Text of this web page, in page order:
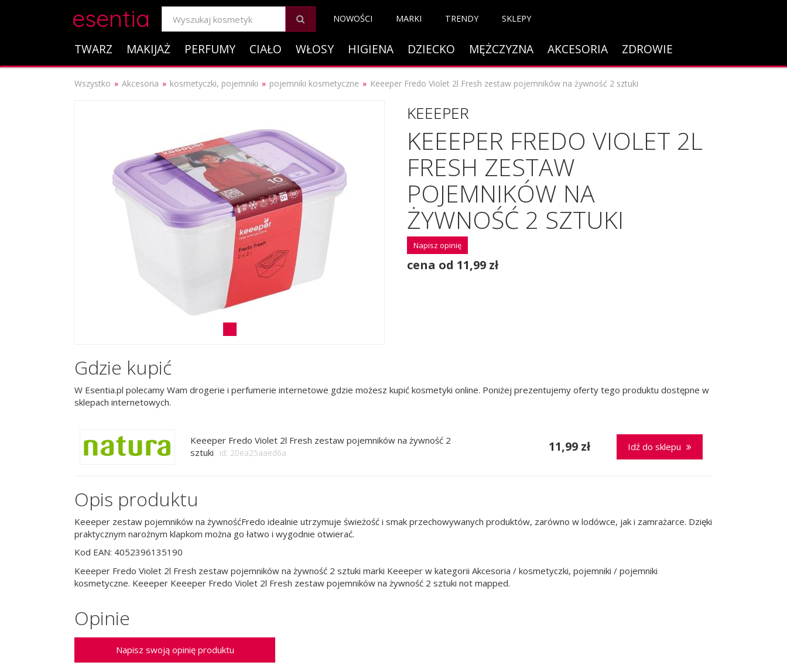
esentia NOWOŚCI MARKI TRENDY SKLEPY
TWARZ MAKIJAŻ PERFUMY CIAŁO WŁOSY HIGIENA DZIECKO MĘŻCZYZNA AKCESORIA ZDROWIE
Wszystko Akcesoria kosmetyczki, pojemniki pojemniki kosmetyczne Keeeper Fredo Violet 2l Fresh zestaw pojemników na żywność 2 sztuki
KEEEPER
KEEEPER FREDO VIOLET 2L
FRESH ZESTAW
POJEMNIKÓW NA
ŻYWNOŚĆ 2 SZTUKI
Napisz opinię
cena od 11,99 zł
Gdzie kupić
W Esentia.pl polecamy Wam drogerie i perfumerie internetowe gdzie możesz kupić kosmetyki online. Poniżej prezentujemy oferty tego produktu dostępne w
sklepach internetowych.
Keeeper Fredo Violet 2l Fresh zestaw pojemników na żywność 2
sztuki
id: 20ea25aaed6a 11,99 zł Idź do sklepu
Opis produktu
Keeeper zestaw pojemników na żywnośćFredo idealnie utrzymuje świeżość i smak przechowywanych produktów, zarówno w lodówce, jak i zamrażarce. Dzięki
praktycznym narożnym klapkom można go łatwo i wygodnie otwierać.
Kod EAN: 4052396135190
Keeeper Fredo Violet 2l Fresh zestaw pojemników na żywność 2 sztuki marki Keeeper w kategorii Akcesoria / kosmetyczki, pojemniki / pojemniki
kosmetyczne. Keeeper Keeeper Fredo Violet 2l Fresh zestaw pojemników na żywność 2 sztuki not mapped.
Opinie
Napisz swoją opinię produktu